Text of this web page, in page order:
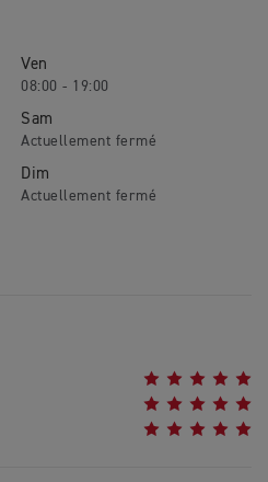
Ven
08:00 - 19:00
Sam
Dim